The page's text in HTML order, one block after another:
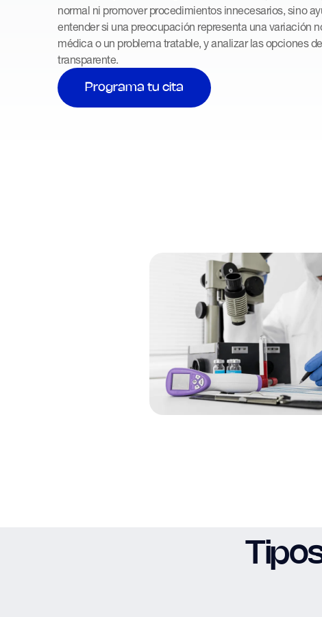
normal ni promover procedimientos innecesarios, sino
entender si una preocupación representa una variación
médica o un problema tratable, y analizar las opciones
transparente.
Programa tu cita